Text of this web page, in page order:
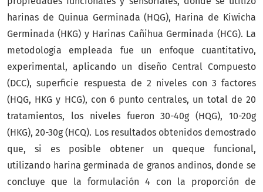
harinas de Quinua Germinada (HQG), Harina de Kiwicha
Germinada (HKG) y Harinas Cañihua Germinada (HCG). La
metodologia empleada fue un enfoque cuantitativo,
experimental, aplicando un diseño Central Compuesto
(DCC), superficie respuesta de 2 niveles con 3 factores
(HQG, HKG y HCG), con 6 punto centrales, un total de 20
tratamientos, los niveles fueron 30-40g (HQG), 10-20g
(HKG), 20-30g (HCQ). Los resultados obtenidos demostrado
que, si es posible obtener un queque funcional,
utilizando harina germinada de granos andinos, donde se
concluye que la formulación 4 con la proporción de